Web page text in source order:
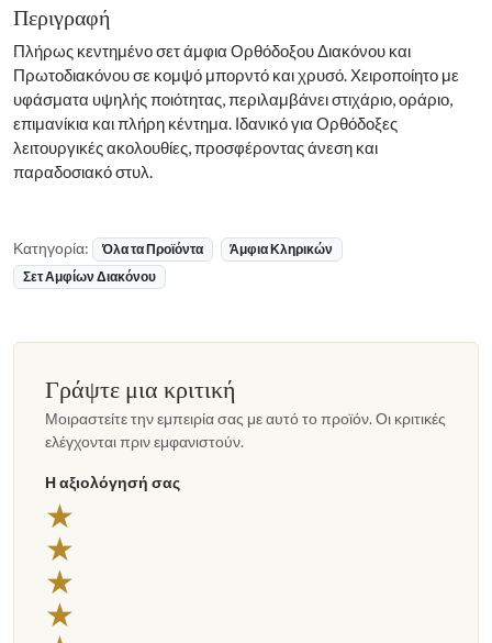
Περιγραφή
Πλήρως κεντημένο σετ άμφια Ορθόδοξου Διακόνου και
Πρωτοδιακόνου σε κομψό μπορντό και χρυσό. Χειροποίητο με
υφάσματα υψηλής ποιότητας, περιλαμβάνει στιχάριο, οράριο,
επιμανίκια και πλήρη κέντημα. Ιδανικό για Ορθόδοξες
λειτουργικές ακολουθίες, προσφέροντας άνεση και
παραδοσιακό στυλ.
Κατηγορία: Όλα τα Προϊόντα
Άμφια Κληρικών
Σετ Αμφίων Διακόνου
Γράψτε μια κριτική
Μοιραστείτε την εμπειρία σας με αυτό το προϊόν. Οι κριτικές
ελέγχονται πριν εμφανιστούν.
Η αξιολόγησή σας
★
★
★
★